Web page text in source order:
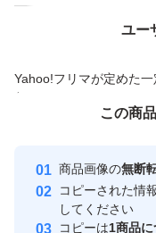
大きさや 形に不揃い
中華、イタリアン、
我が家は年中重宝し
ユー
Yahoo!フリマが定めた
付与しています
安心取引出品者
取引実績
価格の相談
この商
商品画像の無断
コピーされた情
してください
コピーは1商品に
この商品をみている